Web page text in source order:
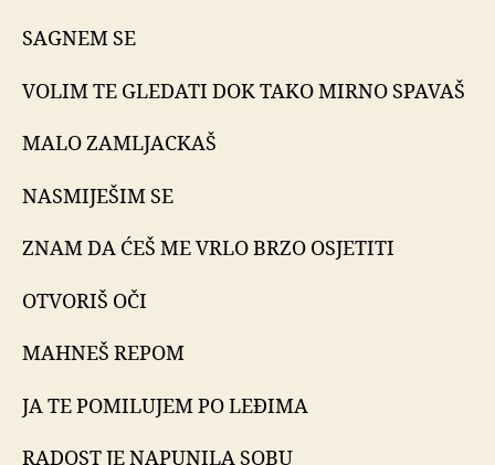
SAGNEM SE
VOLIM TE GLEDATI DOK TAKO MIRNO SPAVAŠ
MALO ZAMLJACKAŠ
NASMIJEŠIM SE
ZNAM DA ĆEŠ ME VRLO BRZO OSJETITI
OTVORIŠ OČI
MAHNEŠ REPOM
JA TE POMILUJEM PO LEĐIMA
RADOST JE NAPUNILA SOBU